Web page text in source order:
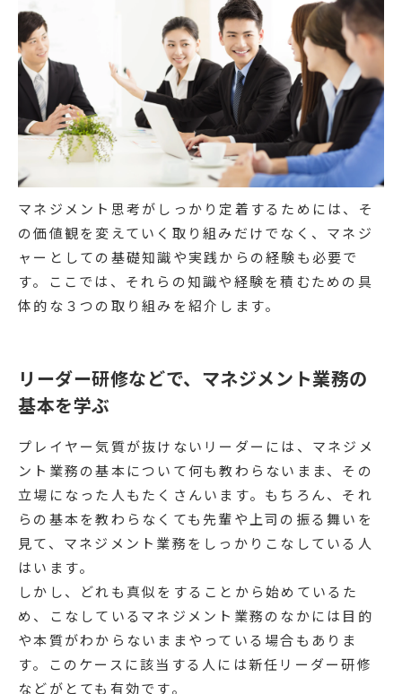
マネジメント思考がしっかり定着するためには、そ
の価値観を変えていく取り組みだけでなく、マネジ
ャーとしての基礎知識や実践からの経験も必要で
す。ここでは、それらの知識や経験を積むための具
体的な３つの取り組みを紹介します。
リーダー研修などで、マネジメント業務の
基本を学ぶ
プレイヤー気質が抜けないリーダーには、マネジメ
ント業務の基本について何も教わらないまま、その
立場になった人もたくさんいます。もちろん、それ
らの基本を教わらなくても先輩や上司の振る舞いを
見て、マネジメント業務をしっかりこなしている人
はいます。
しかし、どれも真似をすることから始めているた
め、こなしているマネジメント業務のなかには目的
や本質がわからないままやっている場合もありま
す。このケースに該当する人には新任リーダー研修
などがとても有効です。